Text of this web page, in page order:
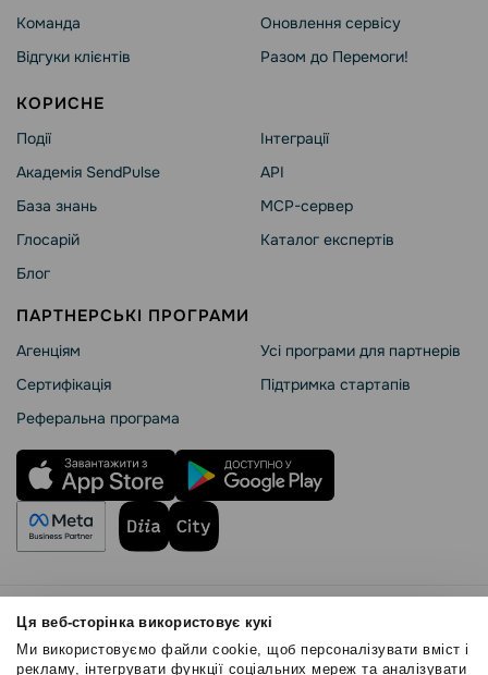
Ця веб-сторінка використовує кукі
Ми використовуємо файли cookie, щоб персоналізувати вміст і
рекламу, інтегрувати функції соціальних мереж та аналізувати
Команда
Відгуки клієнтів
Оновлення сервісу
Разом до Перемоги!
КОРИСНЕ
Події
Академія SendPulse
База знань
Глосарій
Блог
Інтеграції
API
MCP-сервер
Каталог експертів
ПАРТНЕРСЬКІ ПРОГРАМИ
Агенціям
Сертифікація
Реферальна програма
Усі програми для партнерів
Підтримка стартапів
Правила користування
Політика Cookies
Безпека SendPulse